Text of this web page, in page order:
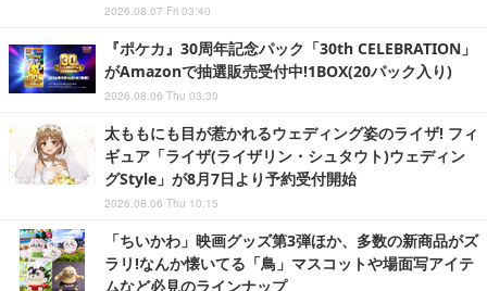
2026.08.07 Fri 03:40
『ポケカ』30周年記念パック「30th CELEBRATION」
がAmazonで抽選販売受付中!1BOX(20パック入り)
2026.08.06 Thu 03:30
太ももにも目が惹かれるウェディング姿のライザ! フィ
ギュア「ライザ(ライザリン・シュタウト)ウェディン
グStyle」が8月7日より予約受付開始
2026.08.06 Thu 10:15
「ちいかわ」映画グッズ第3弾ほか、多数の新商品がズ
ラリ!なんか懐いてる「鳥」マスコットや場面写アイテ
ムなど必見のラインナップ